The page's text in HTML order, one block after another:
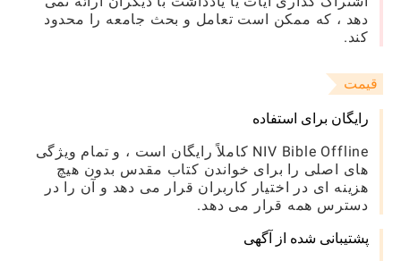
دهد ، که ممکن است تعامل و بحث جامعه را محدود
کند.
قیمت
رایگان برای استفاده
NIV Bible Offline کاملاً رایگان است ، و تمام ویژگی
های اصلی را برای خواندن کتاب مقدس بدون هیچ
هزینه ای در اختیار کاربران قرار می دهد و آن را در
دسترس همه قرار می دهد.
پشتیبانی شده از آگهی